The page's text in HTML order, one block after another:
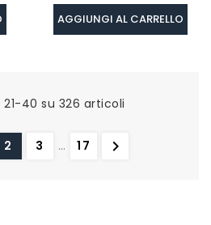
AGGIUNGI AL CARRELLO
21-40 su 326 articoli
2 3 … 17 